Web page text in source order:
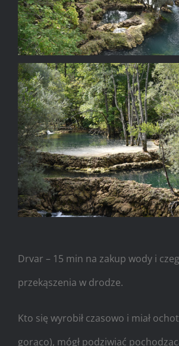
Drvar – 15 min na zakup wody i
przekąszenia w drodze.
Kto się wyrobił czasowo i miał
gorąco), mógł podziwiać